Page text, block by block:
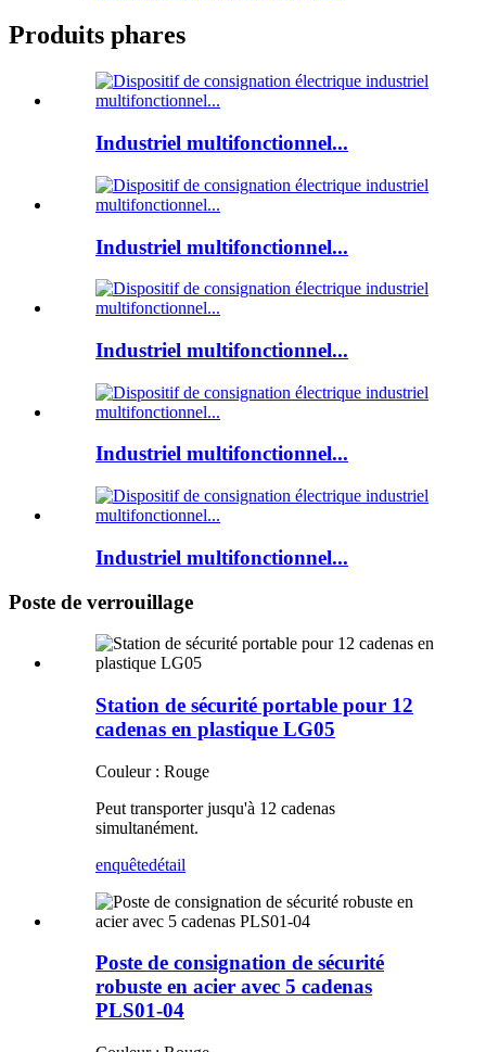
Produits phares
Industriel multifonctionnel...
Industriel multifonctionnel...
Industriel multifonctionnel...
Industriel multifonctionnel...
Industriel multifonctionnel...
Poste de verrouillage
Station de sécurité portable pour 12
cadenas en plastique LG05
Couleur : Rouge
Peut transporter jusqu'à 12 cadenas
simultanément.
enquêtedétail
Poste de consignation de sécurité
robuste en acier avec 5 cadenas
PLS01-04